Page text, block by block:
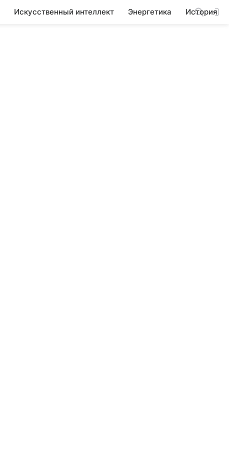
Искусственный интеллект Энергетика История